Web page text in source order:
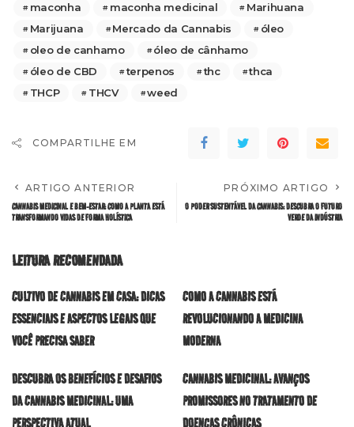
maconha
maconha medicinal
Marihuana
Marijuana
Mercado da Cannabis
óleo
oleo de canhamo
óleo de cânhamo
óleo de CBD
terpenos thc
thca
THCP
THCV weed
COMPARTILHE EM
ARTIGO ANTERIOR
CANNABIS MEDICINAL E BEM-ESTAR: COMO A PLANTA ESTÁ
TRANSFORMANDO VIDAS DE FORMA HOLÍSTICA
PRÓXIMO ARTIGO
O PODER SUSTENTÁVEL DA CANNABIS: DESCUBRA O FUTURO
VERDE DA INDÚSTRIA
LEITURA RECOMENDADA
CULTIVO DE CANNABIS EM CASA: DICAS
ESSENCIAIS E ASPECTOS LEGAIS QUE
VOCÊ PRECISA SABER
COMO A CANNABIS ESTÁ
REVOLUCIONANDO A MEDICINA
MODERNA
DESCUBRA OS BENEFÍCIOS E DESAFIOS
DA CANNABIS MEDICINAL: UMA
PERSPECTIVA ATUAL
CANNABIS MEDICINAL: AVANÇOS
PROMISSORES NO TRATAMENTO DE
DOENÇAS CRÔNICAS